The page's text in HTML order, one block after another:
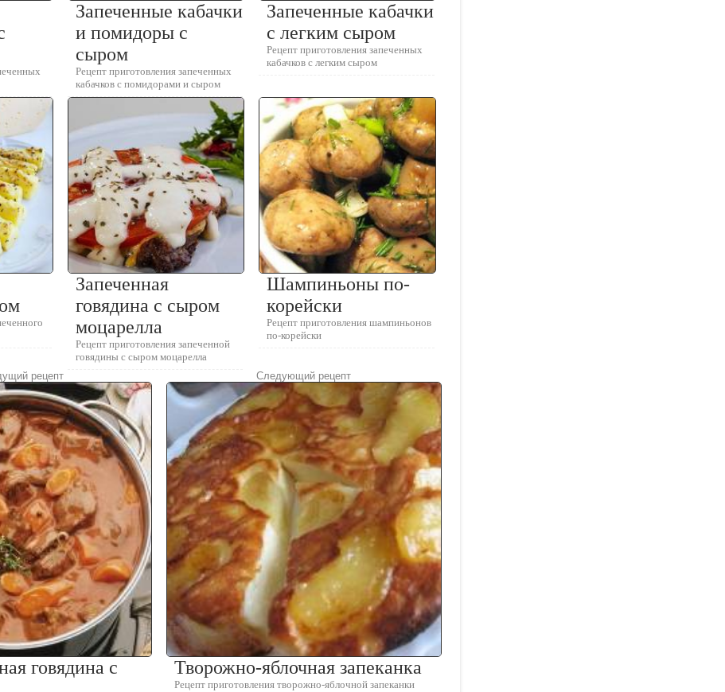
Запеченные кабачки
и помидоры с
сыром
Рецепт приготовления запеченных
кабачков с помидорами и сыром
Запеченные кабачки
с легким сыром
Рецепт приготовления запеченных
кабачков с легким сыром
Запеченная
говядина с сыром
моцарелла
Рецепт приготовления запеченной
говядины с сыром моцарелла
Шампиньоны по-
корейски
Рецепт приготовления шампиньонов
по-корейски
рецепт
говядина с
Следующий рецепт
Творожно-яблочная запеканка
Рецепт приготовления творожно-яблочной запеканки